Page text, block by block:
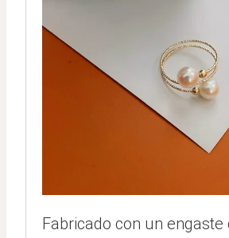
Fabricado con un engaste